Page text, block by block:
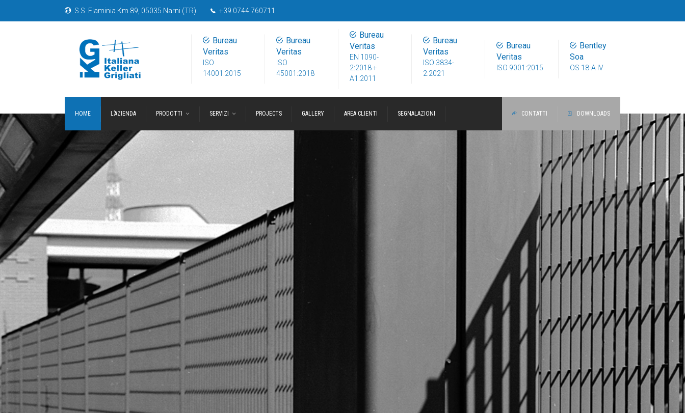
S.S. Flaminia Km 89, 05035 Narni (TR) +39 0744 760711
Bentley
Soa
OS 18-A IV
Bureau
Veritas
ISO 9001:2015
Bureau
Veritas
ISO 3834-
2:2021
Bureau
Veritas
EN 1090-
2:2018 +
A1:2011
Bureau
Veritas
ISO
45001:2018
Bureau
Veritas
ISO
14001:2015
HOME L’AZIENDA PRODOTTI SERVIZI PROJECTS GALLERY AREA CLIENTI SEGNALAZIONI DOWNLOADS
CONTATTI